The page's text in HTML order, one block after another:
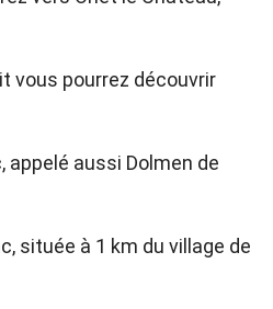
vous pourrez découvrir
appelé aussi Dolmen de
située à 1 km du village de